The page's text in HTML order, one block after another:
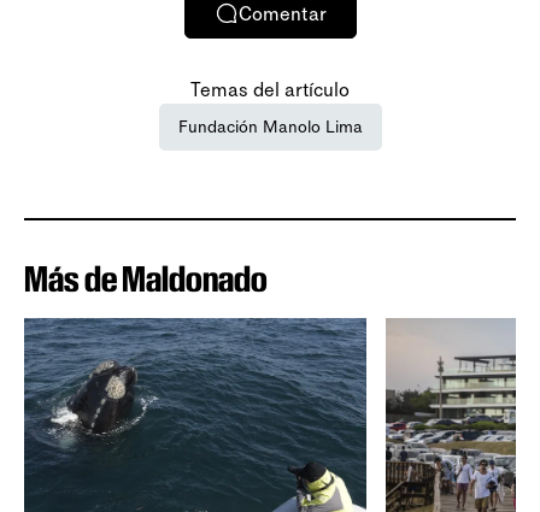
Comentar
Temas del artículo
Fundación Manolo Lima
Más de Maldonado